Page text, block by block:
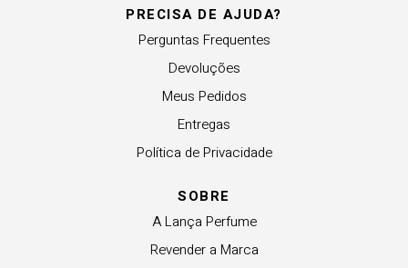
PRECISA DE AJUDA?
Perguntas Frequentes
Devoluções
Meus Pedidos
Entregas
Política de Privacidade
SOBRE
A Lança Perfume
Revender a Marca